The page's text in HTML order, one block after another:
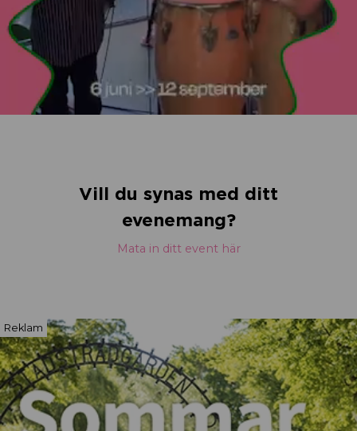
Vill du synas med ditt
evenemang?
Mata in ditt event här
Reklam